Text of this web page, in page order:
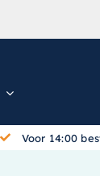
Voor 14:00